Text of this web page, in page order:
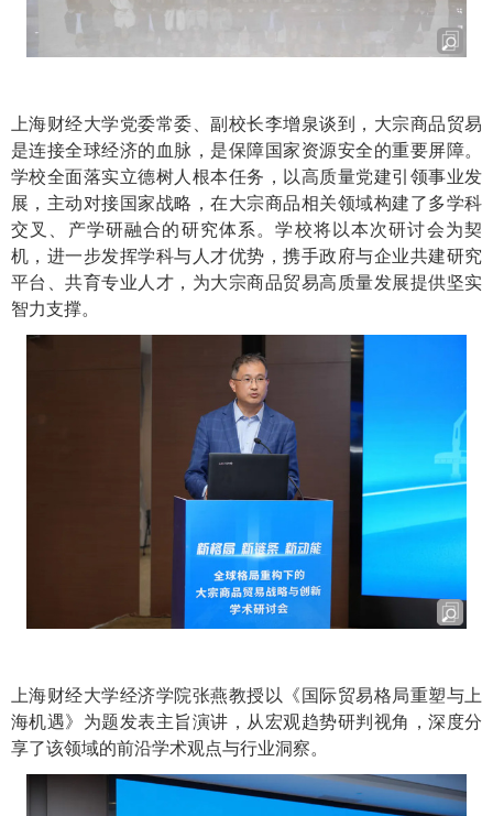
上海财经大学党委常委、副校长李增泉谈到，大宗商品贸易
是连接全球经济的血脉，是保障国家资源安全的重要屏障。
学校全面落实立德树人根本任务，以高质量党建引领事业发
展，主动对接国家战略，在大宗商品相关领域构建了多学科
交叉、产学研融合的研究体系。学校将以本次研讨会为契
机，进一步发挥学科与人才优势，携手政府与企业共建研究
平台、共育专业人才，为大宗商品贸易高质量发展提供坚实
智力支撑。
上海财经大学经济学院张燕教授以《国际贸易格局重塑与上
海机遇》为题发表主旨演讲，从宏观趋势研判视角，深度分
享了该领域的前沿学术观点与行业洞察。